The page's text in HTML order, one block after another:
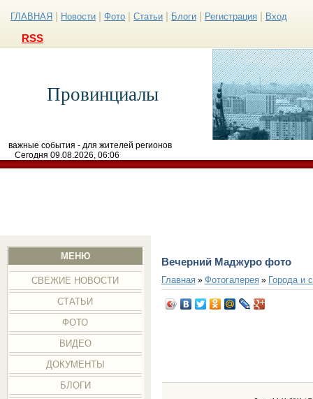
ГЛАВНАЯ Новости Фото Статьи Блоги Регистрация Вход
RSS
Провинциалы
важные события - для жителей регионов
Сегодня 09.08.2026, 06:06
МЕНЮ
СВЕЖИЕ НОВОСТИ
СТАТЬИ
ФОТО
ВИДЕО
ДОКУМЕНТЫ
БЛОГИ
Вечерний Маджуро фото
Главная» Фотогалерея» Города и